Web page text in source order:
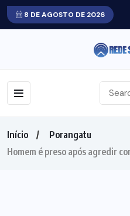
8 DE AGOSTO DE 2026
Início
Porangatu
Homem é preso após agredir